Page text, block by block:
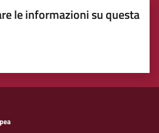
le informazioni su questa
5 stelle su 5
su 5
su 5